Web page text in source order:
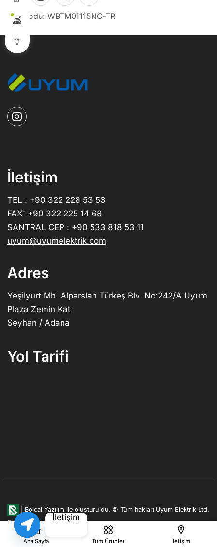
Stok Kodu: WBTM01115NC-TR
Ana Sayfa Tüm Ürünler İletişim
İletişim
TEL : +90 322 228 53 53
FAX: +90 322 225 14 68
SANTRAL CEP : +90 533 818 53 11
uyum@uyumelektrik.com
Adres
Yeşilyurt Mh. Alparslan Türkeş Blv. No:242/A Uyum
Plaza Zemin Kat
Seyhan / Adana
Yol Tarifi
Bolcal Yazılım ile oluşturuldu. © Tüm hakları Uyum Elektrik Ltd.
Şti. firmasına aittir.
İletişim
Open